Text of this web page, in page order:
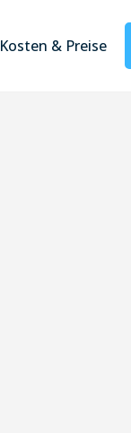
Kosten & Preise